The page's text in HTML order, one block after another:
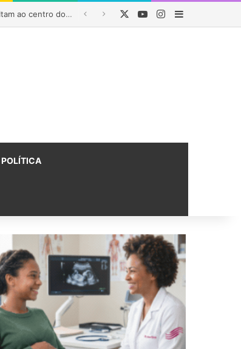
Rui Costa destaca regionalização da saúde na Bahia e afirma que parceria com Lula garantiu R$ 1,6 bilhão em investimentos YouTubeInstagram
POLÍTICA